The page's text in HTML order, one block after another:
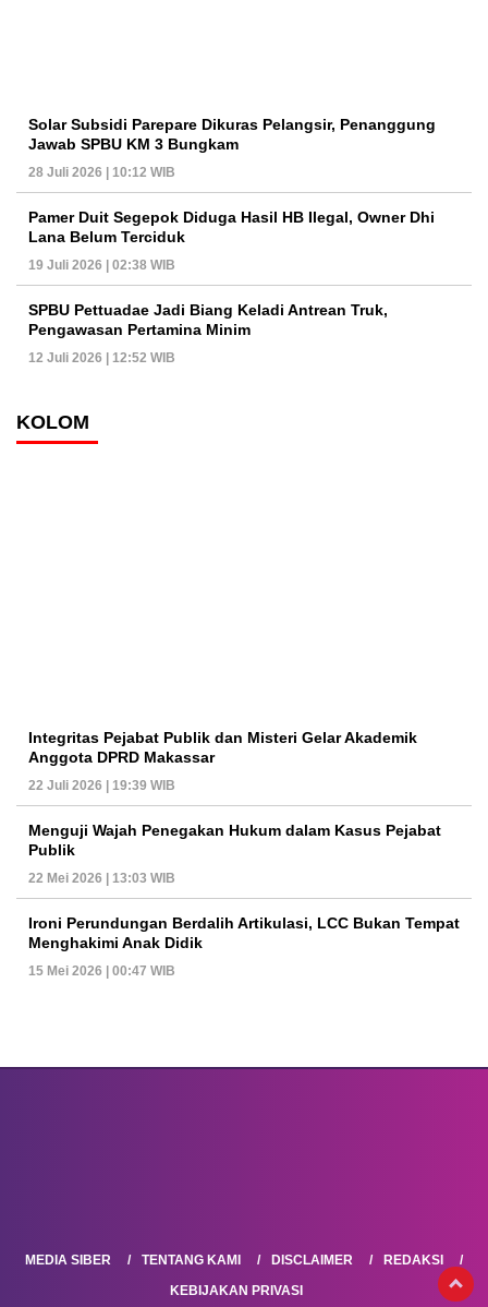
Solar Subsidi Parepare Dikuras Pelangsir, Penanggung
Jawab SPBU KM 3 Bungkam
28 Juli 2026 | 10:12 WIB
Pamer Duit Segepok Diduga Hasil HB Ilegal, Owner Dhi
Lana Belum Terciduk
19 Juli 2026 | 02:38 WIB
SPBU Pettuadae Jadi Biang Keladi Antrean Truk,
Pengawasan Pertamina Minim
12 Juli 2026 | 12:52 WIB
KOLOM
Integritas Pejabat Publik dan Misteri Gelar Akademik
Anggota DPRD Makassar
22 Juli 2026 | 19:39 WIB
Menguji Wajah Penegakan Hukum dalam Kasus Pejabat
Publik
22 Mei 2026 | 13:03 WIB
Ironi Perundungan Berdalih Artikulasi, LCC Bukan Tempat
Menghakimi Anak Didik
15 Mei 2026 | 00:47 WIB
MEDIA SIBER TENTANG KAMI DISCLAIMER
REDAKSI
KEBIJAKAN PRIVASI